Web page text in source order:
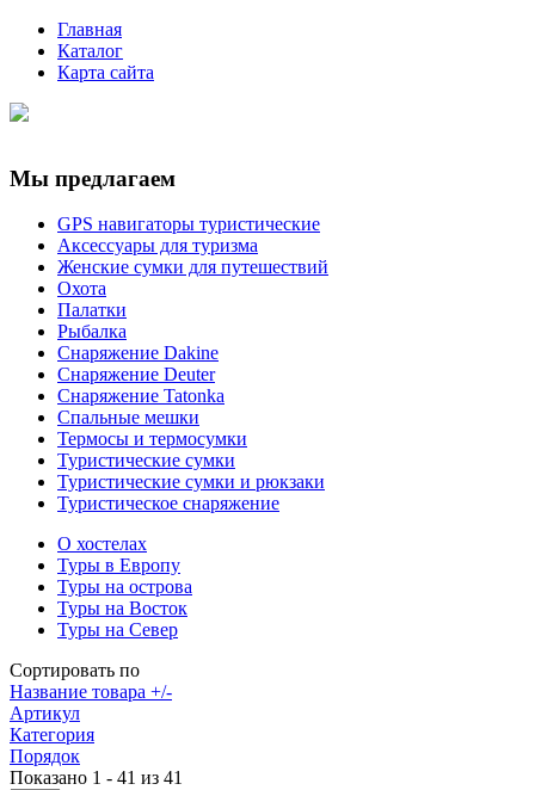
Главная
Каталог
Карта сайта
Мы предлагаем
GPS навигаторы туристические
Аксессуары для туризма
Женские сумки для путешествий
Охота
Палатки
Рыбалка
Снаряжение Dakine
Снаряжение Deuter
Снаряжение Tatonka
Спальные мешки
Термосы и термосумки
Туристические сумки
Туристические сумки и рюкзаки
Туристическое снаряжение
О хостелах
Туры в Европу
Туры на острова
Туры на Восток
Туры на Север
Сортировать по
Название товара +/-
Артикул
Категория
Порядок
Показано 1 - 41 из 41